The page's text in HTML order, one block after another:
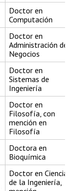
Doctor en
Computación
Doctor en
Administración de
Negocios
Doctor en
Sistemas de
Ingeniería
Doctor en
Filosofía, con
mención en
Filosofía
Doctora en
Bioquímica
Doctor en
de la Ingeniería,